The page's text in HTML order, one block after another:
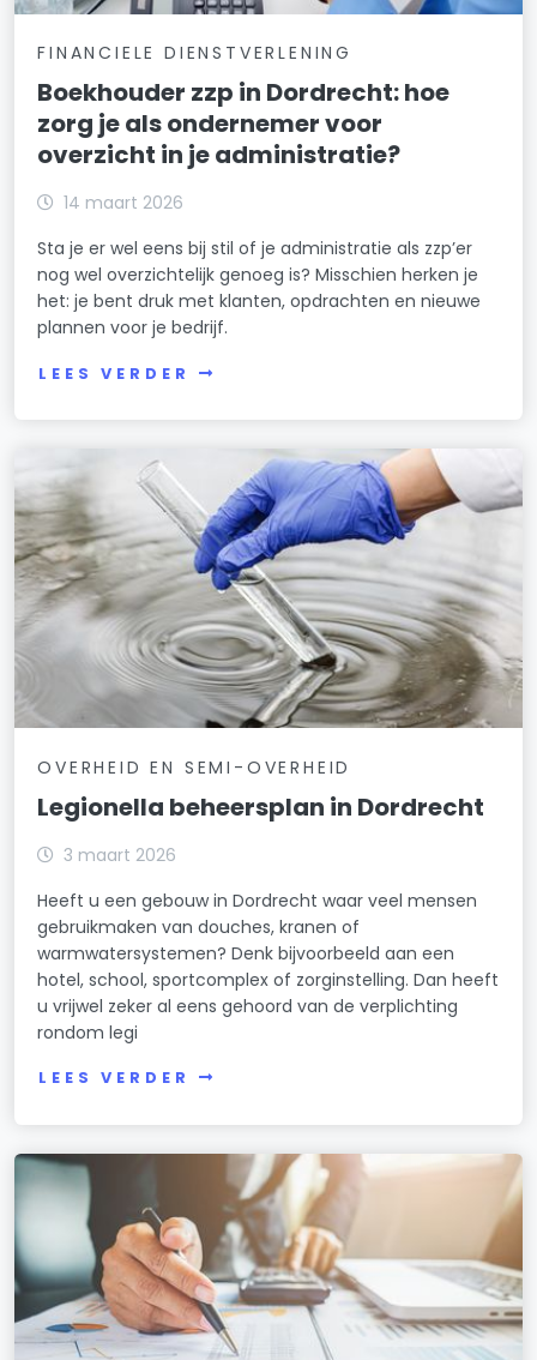
FINANCIELE DIENSTVERLENING
Boekhouder zzp in Dordrecht: hoe
zorg je als ondernemer voor
overzicht in je administratie?
14 maart 2026
Sta je er wel eens bij stil of je administratie als zzp’er
nog wel overzichtelijk genoeg is? Misschien herken je
het: je bent druk met klanten, opdrachten en nieuwe
plannen voor je bedrijf.
LEES VERDER
OVERHEID EN SEMI-OVERHEID
Legionella beheersplan in Dordrecht
3 maart 2026
Heeft u een gebouw in Dordrecht waar veel mensen
gebruikmaken van douches, kranen of
warmwatersystemen? Denk bijvoorbeeld aan een
hotel, school, sportcomplex of zorginstelling. Dan heeft
u vrijwel zeker al eens gehoord van de verplichting
rondom legi
LEES VERDER